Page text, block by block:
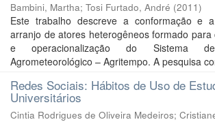
Bambini, Martha; Tosi Furtado, André (2011)
Este trabalho descreve a conformação e
arranjo de atores heterogêneos formado para
e operacionalização do Sistema de
Agrometeorológico – Agritempo. A pesquisa
Redes Sociais: Hábitos de Uso de
Universitários
Cintia Rodrigues de Oliveira Medeiros;